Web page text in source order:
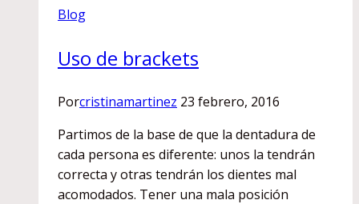
Blog
Uso de brackets
Porcristinamartinez 23 febrero, 2016
Partimos de la base de que la dentadura de
cada persona es diferente: unos la tendrán
correcta y otras tendrán los dientes mal
acomodados. Tener una mala posición